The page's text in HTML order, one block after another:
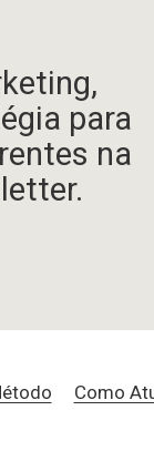
para
na
Como